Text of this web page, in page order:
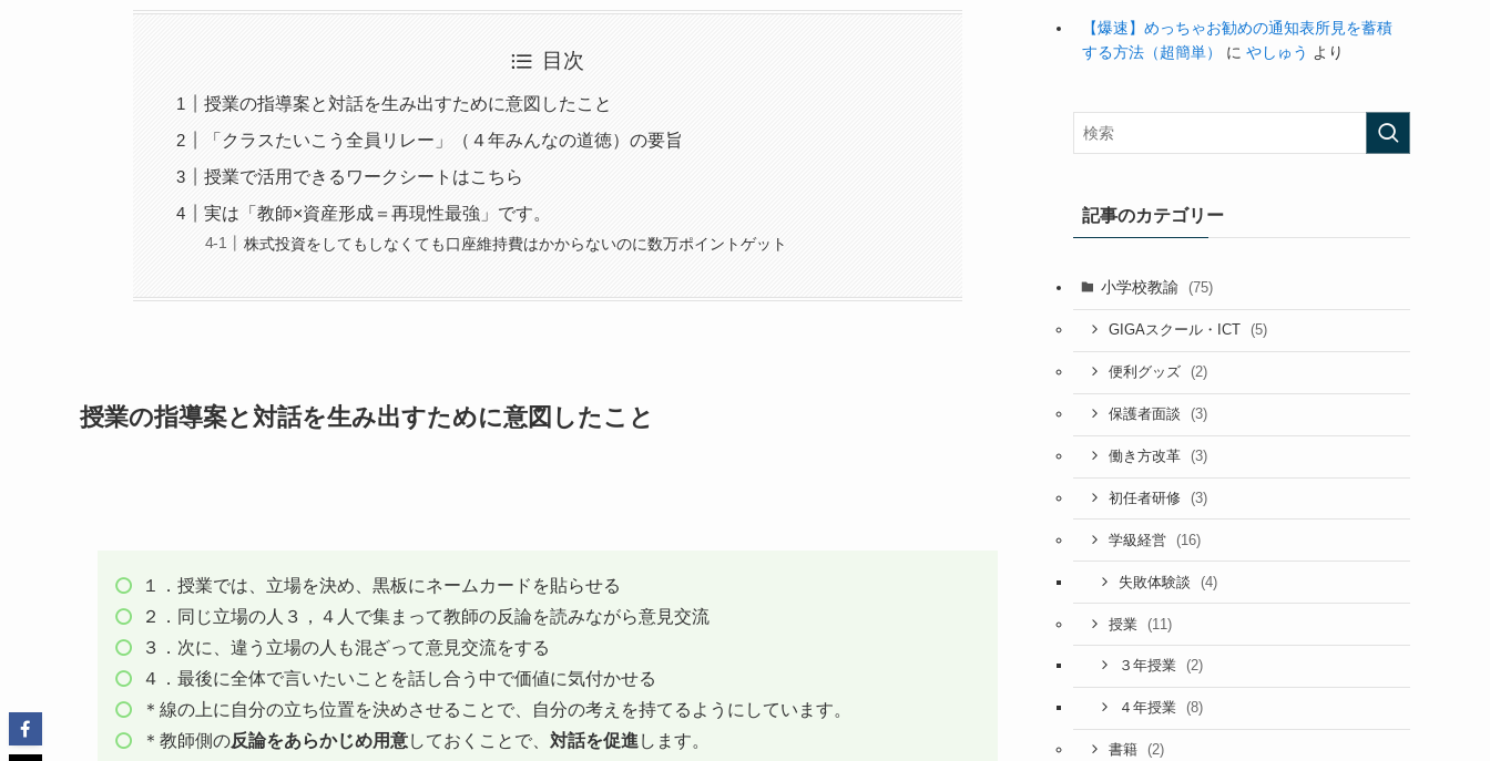
目次
授業の指導案と対話を生み出すために意図したこと
「クラスたいこう全員リレー」（４年みんなの道徳）の要旨
授業で活用できるワークシートはこちら
実は「教師×資産形成＝再現性最強」です。
株式投資をしてもしなくても口座維持費はかからないのに数万ポイントゲット
授業の指導案と対話を生み出すために意図したこと
１．授業では、立場を決め、黒板にネームカードを貼らせる
２．同じ立場の人３，４人で集まって教師の反論を読みながら意見交流
３．次に、違う立場の人も混ざって意見交流をする
４．最後に全体で言いたいことを話し合う中で価値に気付かせる
＊線の上に自分の立ち位置を決めさせることで、自分の考えを持てるようにしています。
＊教師側の反論をあらかじめ用意しておくことで、 対話を促進 します。
【爆速】めっちゃお勧めの通知表所見を蓄積
する方法（超簡単）
に やしゅう より
記事のカテゴリー
小学校教諭 (75)
GIGAスクール・ICT (5)
便利グッズ (2)
保護者面談 (3)
働き方改革 (3)
初任者研修 (3)
学級経営 (16)
失敗体験談 (4)
授業 (11)
３年授業 (2)
４年授業 (8)
書籍 (2)